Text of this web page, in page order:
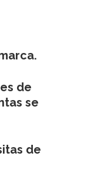
de
se
de